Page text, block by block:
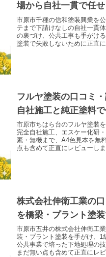
場から自社一貫で任
市原市千種の信和塗装興業を
テまで下請けなしの自社一貫
の裏づけ、公共工事も手がけ
塗装で失敗しないために正直
フルヤ塗装の口コミ
自社施工と純正塗料
市原市ちはら台のフルヤ塗装
完全自社施工、エスケー化研
素・無機まで、A4色見本を無
点も含めて正直にレビューしま
株式会社伸衛工業の
を橋梁・プラント塗
市原市五井の株式会社伸衛工
装・プラント塗装を手がけ、1
公共事業で培った下地処理の
まだ無い点も含めて正直にレビ